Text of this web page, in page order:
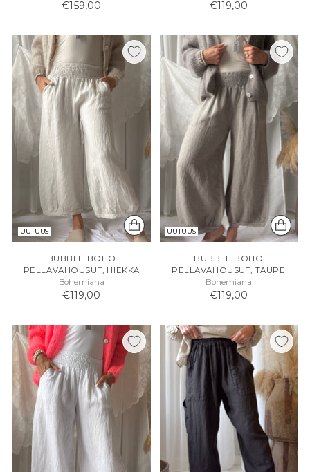
€159,00 €119,00
UUTUUS
BUBBLE BOHO
PELLAVAHOUSUT, HIEKKA
Bohemiana
€119,00
UUTUUS
BUBBLE BOHO
PELLAVAHOUSUT, TAUPE
Bohemiana
€119,00